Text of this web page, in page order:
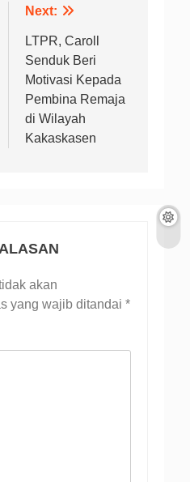
Next:
LTPR, Caroll
Senduk Beri
Motivasi Kepada
Pembina Remaja
di Wilayah
Kakaskasen
akan
yang wajib ditandai *